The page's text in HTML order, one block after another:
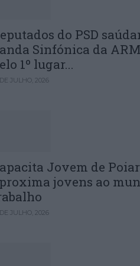
do PSD
Sinfónica da
1º lugar...
JULHO, 2026
Jovem de
jovens ao
JULHO, 2026